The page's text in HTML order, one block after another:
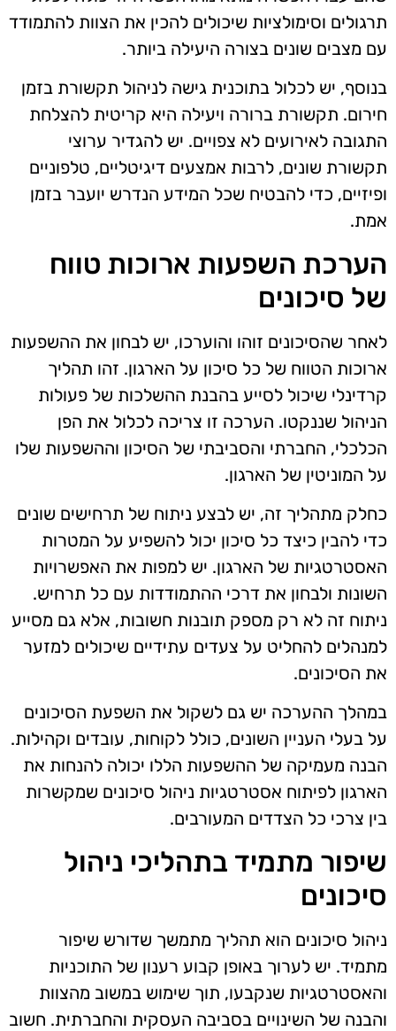
תרגולים וסימולציות שיכולים להכין את הצוות להתמודד
עם מצבים שונים בצורה היעילה ביותר.
בנוסף, יש לכלול בתוכנית גישה לניהול תקשורת בזמן
חירום. תקשורת ברורה ויעילה היא קריטית להצלחת
התגובה לאירועים לא צפויים. יש להגדיר ערוצי
תקשורת שונים, לרבות אמצעים דיגיטליים, טלפוניים
ופיזיים, כדי להבטיח שכל המידע הנדרש יועבר בזמן
אמת.
הערכת השפעות ארוכות טווח
של סיכונים
לאחר שהסיכונים זוהו והוערכו, יש לבחון את ההשפעות
ארוכות הטווח של כל סיכון על הארגון. זהו תהליך
קרדינלי שיכול לסייע בהבנת ההשלכות של פעולות
הניהול שננקטו. הערכה זו צריכה לכלול את הפן
הכלכלי, החברתי והסביבתי של הסיכון וההשפעות שלו
על המוניטין של הארגון.
כחלק מתהליך זה, יש לבצע ניתוח של תרחישים שונים
כדי להבין כיצד כל סיכון יכול להשפיע על המטרות
האסטרטגיות של הארגון. יש למפות את האפשרויות
השונות ולבחון את דרכי ההתמודדות עם כל תרחיש.
ניתוח זה לא רק מספק תובנות חשובות, אלא גם מסייע
למנהלים להחליט על צעדים עתידיים שיכולים למזער
את הסיכונים.
במהלך ההערכה יש גם לשקול את השפעת הסיכונים
על בעלי העניין השונים, כולל לקוחות, עובדים וקהילות.
הבנה מעמיקה של ההשפעות הללו יכולה להנחות את
הארגון לפיתוח אסטרטגיות ניהול סיכונים שמקשרות
בין צרכי כל הצדדים המעורבים.
שיפור מתמיד בתהליכי ניהול
סיכונים
ניהול סיכונים הוא תהליך מתמשך שדורש שיפור
מתמיד. יש לערוך באופן קבוע רענון של התוכניות
והאסטרטגיות שנקבעו, תוך שימוש במשוב מהצוות
והבנה של השינויים בסביבה העסקית והחברתית. חשוב